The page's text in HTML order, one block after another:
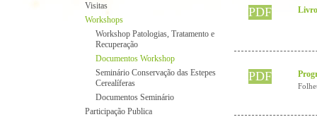
Visitas
Workshops
Workshop Patologias, Tratamento e
Recuperação
Documentos Workshop
Seminário Conservação das Estepes
Cerealíferas
Documentos Seminário
Participação Publica
PDF
PDF